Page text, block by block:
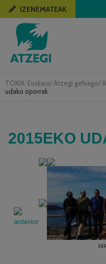
TOKIA: Euskara/ Atzegi gehiago/
udako oporrak
IZENEMATEAK
2015EKO